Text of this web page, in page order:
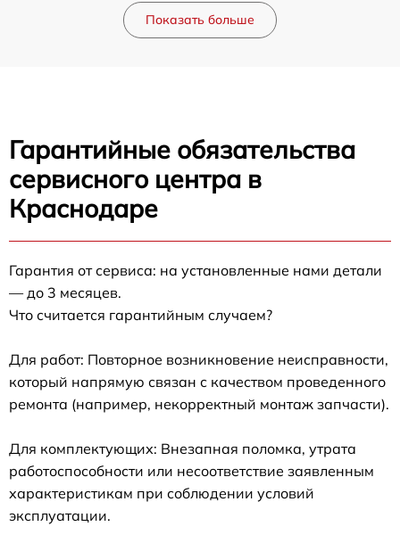
Показать больше
Гарантийные обязательства
сервисного центра в
Краснодаре
Гарантия от сервиса: на установленные нами детали
— до 3 месяцев.
Что считается гарантийным случаем?
Для работ: Повторное возникновение неисправности,
который напрямую связан с качеством проведенного
ремонта (например, некорректный монтаж запчасти).
Для комплектующих: Внезапная поломка, утрата
работоспособности или несоответствие заявленным
характеристикам при соблюдении условий
эксплуатации.